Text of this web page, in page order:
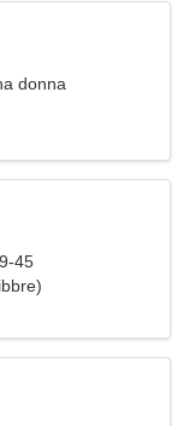
donna
45